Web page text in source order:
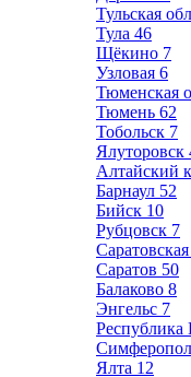
Тульская
Тула 46
Щёкино 7
Узловая 6
Тюменская
Тюмень 62
Тобольск 7
Ялуторовск
Алтайский
Барнаул 52
Бийск 10
Рубцовск 7
Саратов 50
Балаково 8
Энгельс 7
Ялта 12